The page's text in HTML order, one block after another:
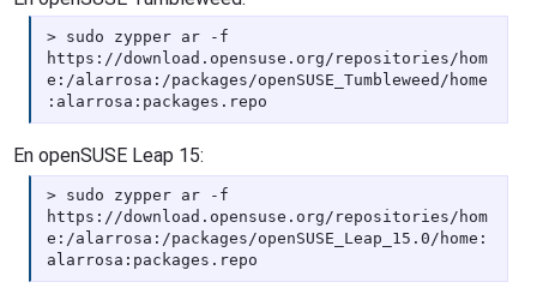
sudo zypper ar -f
https://download.opensuse.org/repositories/hom
e:/alarrosa:/packages/openSUSE_Tumbleweed/home
:alarrosa:packages.repo
En openSUSE Leap 15:
sudo zypper ar -f
https://download.opensuse.org/repositories/hom
e:/alarrosa:/packages/openSUSE_Leap_15.0/home:
alarrosa:packages.repo